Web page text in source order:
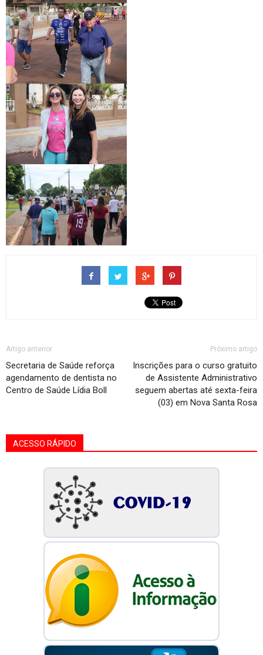
Artigo anterior
Secretaria de Saúde reforça
agendamento de dentista no
Centro de Saúde Lídia Boll
Próximo artigo
Inscrições para o curso gratuito
de Assistente Administrativo
seguem abertas até sexta-feira
(03) em Nova Santa Rosa
ACESSO RÁPIDO